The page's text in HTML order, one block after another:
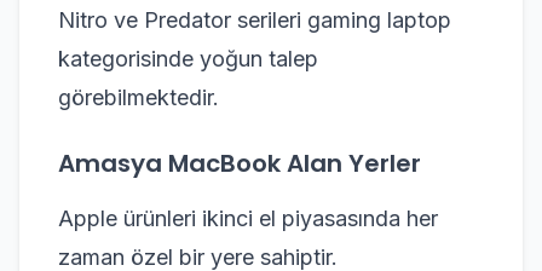
Nitro ve Predator serileri gaming laptop
kategorisinde yoğun talep
görebilmektedir.
Amasya MacBook Alan Yerler
Apple ürünleri ikinci el piyasasında her
zaman özel bir yere sahiptir.